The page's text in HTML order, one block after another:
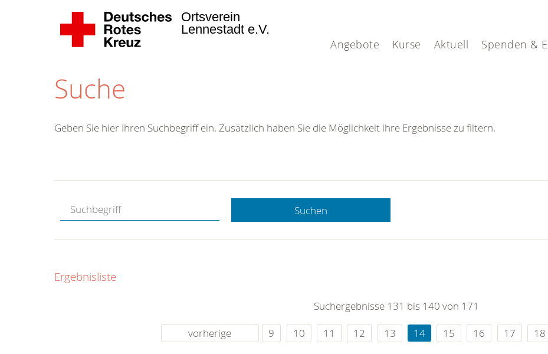
Angebote Kurse Aktuell Spenden &
Ortsverein
Lennestadt e.V.
Suche
Hotline.
gerne.
rund um die Uhr
Geben Sie hier Ihren Suchbegriff ein. Zusätzlich haben Sie die Möglichkeit ihre Ergebnisse zu filtern.
Suchen
Ergebnisliste
Suchergebnisse 131 bis 140 von 171
vorherige
9 10 11 12 13 14 15 16 17 18